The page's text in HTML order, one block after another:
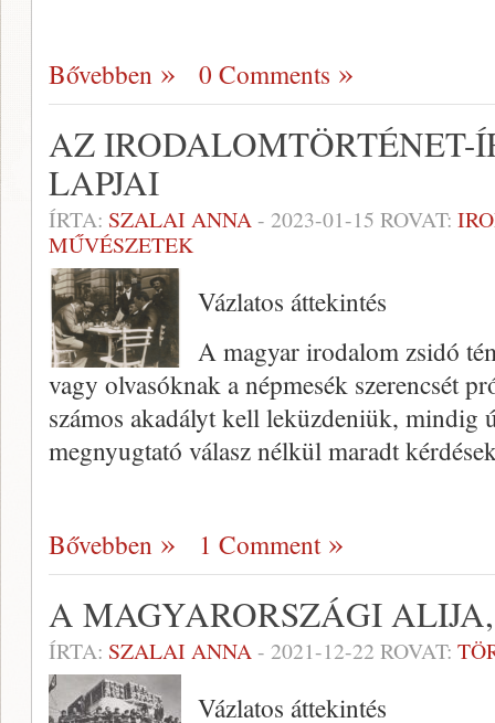
Bővebben 0 Comments
AZ IRODALOMTÖRTÉNET-
LAPJAI
ÍRTA: SZALAI ANNA- 2023-01-15 ROVAT:
MŰVÉSZETEK
Vázlatos áttekintés
A magyar irodalom zsidó
vagy olvasóknak a népmesék szerencsét
számos akadályt kell leküzdeniük, mindig
megnyugtató válasz nélkül maradt
Bővebben 1 Comment
A MAGYARORSZÁGI
ÍRTA: SZALAI ANNA- 2021-12-22 ROVAT:
Vázlatos áttekintés